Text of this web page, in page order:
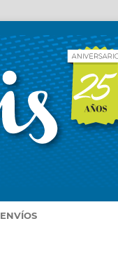
ENVÍOS